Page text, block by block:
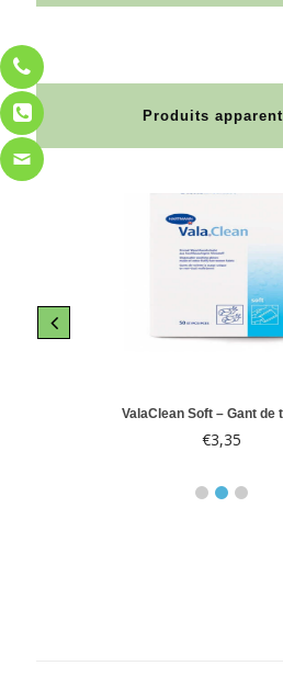
Produits
ValaClean Soft – Gant de
€3,35